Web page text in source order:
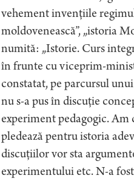
vehement invenţiile
moldovenească”, „istoria
numită: „Istorie. Curs
în frunte cu viceprim-
constatat, pe parcursul
nu s-a pus în discuţie
experiment pedagogic. Am
pledează pentru istoria
discuţiilor vor sta
experimentului etc. N-a